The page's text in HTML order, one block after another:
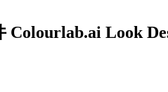
Look